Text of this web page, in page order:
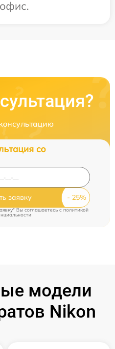
со
заявку
Вы соглашаетесь c политикой
модели
Nikon